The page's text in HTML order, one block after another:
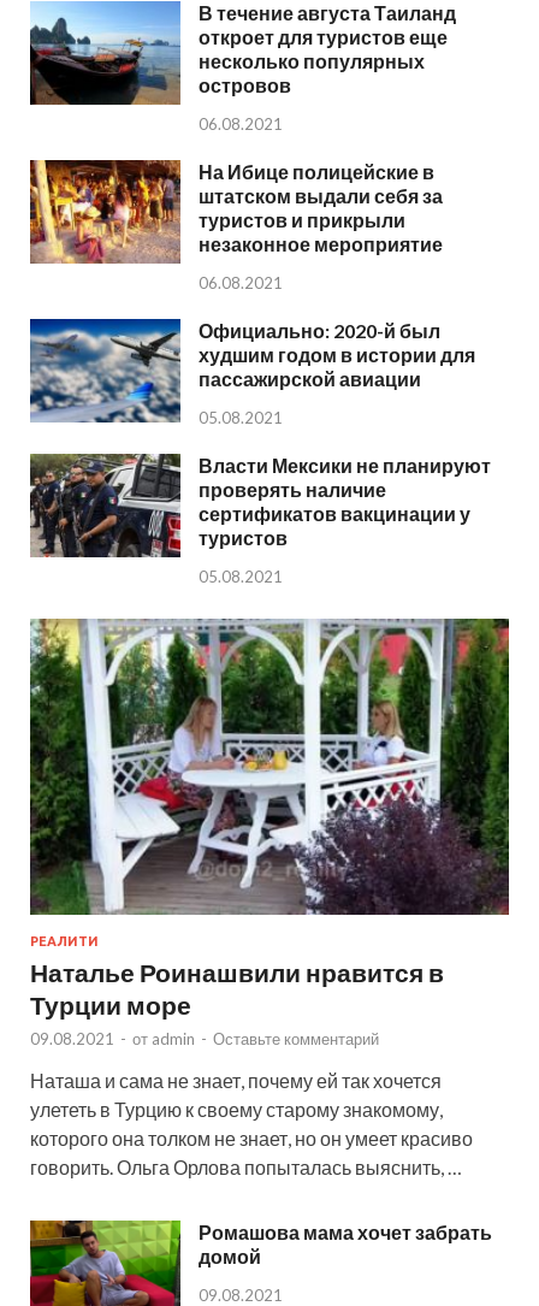
В течение августа Таиланд
откроет для туристов еще
несколько популярных
островов
06.08.2021
На Ибице полицейские в
штатском выдали себя за
туристов и прикрыли
незаконное мероприятие
06.08.2021
Официально: 2020-й был
худшим годом в истории для
пассажирской авиации
05.08.2021
Власти Мексики не планируют
проверять наличие
сертификатов вакцинации у
туристов
05.08.2021
РЕАЛИТИ
Наталье Роинашвили нравится в
Турции море
09.08.2021 - от admin - Оставьте комментарий
Наташа и сама не знает, почему ей так хочется
улететь в Турцию к своему старому знакомому,
которого она толком не знает, но он умеет красиво
говорить. Ольга Орлова попыталась выяснить, …
Ромашова мама хочет забрать
домой
09.08.2021